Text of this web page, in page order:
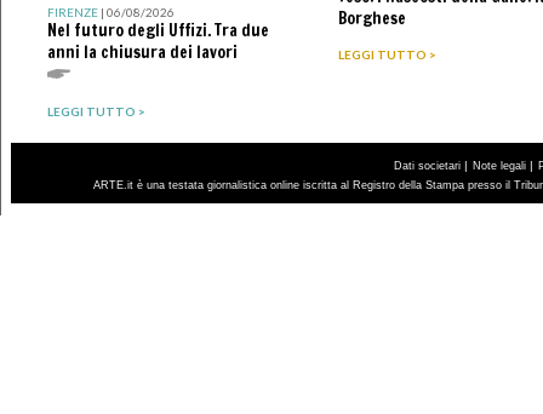
FIRENZE| 06/08/2026
Nel futuro degli Uffizi. Tra due
anni la chiusura dei lavori
LEGGI TUTTO >
Borghese
LEGGI TUTTO >
Dati societari | Note legali |
ARTE.it è una testata giornalistica online iscritta al Registro della Stampa presso il